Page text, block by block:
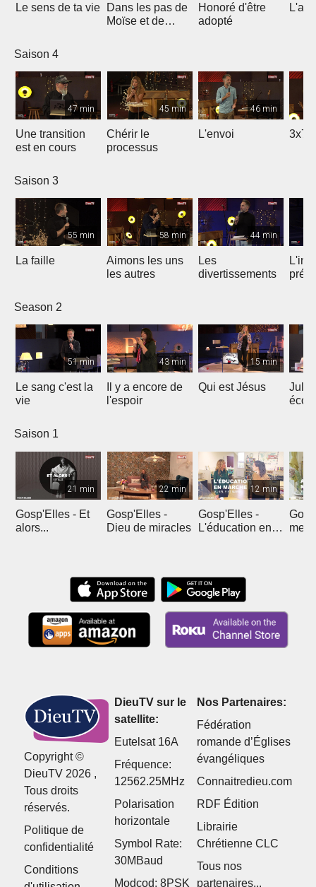
Le sens de ta vie
Dans les pas de
Moïse et de
Honoré d'être
adopté
Saison 4
47 min
Une transition
est en cours
45 min
Chérir le
processus
46 min
L'envoi 3x7
Saison 3
55 min
La faille
58 min
Aimons les uns
les autres
44 min
Les
divertissements
Season 2
51 min
Le sang c'est la
vie
43 min
Il y a encore de
l'espoir
15 min
Qui est Jésus
Saison 1
21 min
Gosp'Elles - Et
alors...
22 min
Gosp'Elles -
Dieu de miracles
12 min
Gosp'Elles -
L'éducation en
mes
Copyright ©
DieuTV 2026 ,
Tous droits
réservés.
Politique de
confidentialité
Conditions
DieuTV sur le
satellite:
Eutelsat 16A
Fréquence:
12562.25MHz
Polarisation
horizontale
Symbol Rate:
30MBaud
Modcod: 8PSK
Nos Partenaires:
Fédération
romande d’Églises
évangéliques
Connaitredieu.com
RDF Édition
Librairie
Chrétienne CLC
Tous nos
partenaires...